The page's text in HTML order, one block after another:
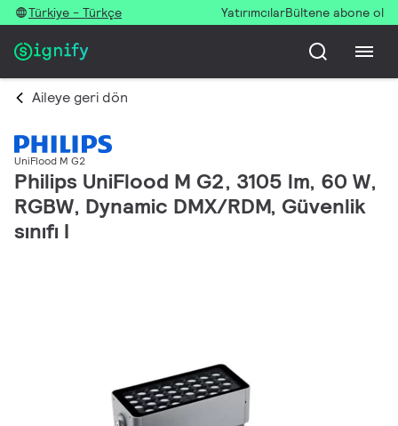
Türkiye - Türkçe YatırımcılarBültene abone ol
Aileye geri dön
UniFlood M G2
Philips UniFlood M G2, 3105 lm, 60 W,
RGBW, Dynamic DMX/RDM, Güvenlik
sınıfı I